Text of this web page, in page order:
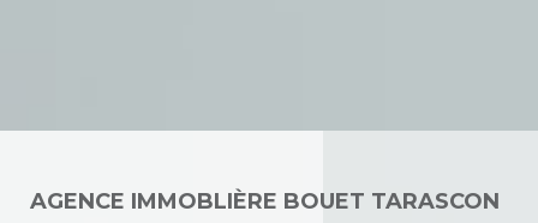
AGENCE IMMOBLIÈRE BOUET TARASCON